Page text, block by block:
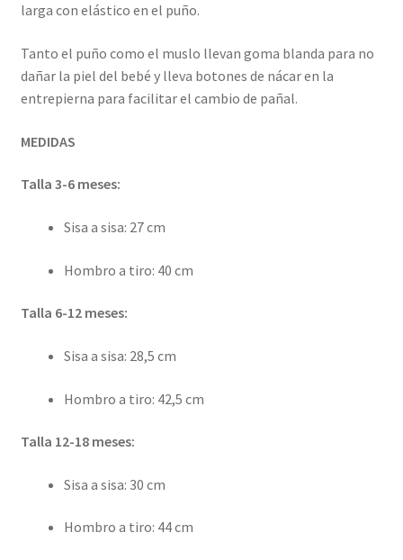
larga con elástico en el puño.
Tanto el puño como el muslo llevan goma blanda para no
dañar la piel del bebé y lleva botones de nácar en la
entrepierna para facilitar el cambio de pañal.
MEDIDAS
Talla 3-6 meses:
Sisa a sisa: 27 cm
Hombro a tiro: 40 cm
Talla 6-12 meses:
Sisa a sisa: 28,5 cm
Hombro a tiro: 42,5 cm
Talla 12-18 meses:
Sisa a sisa: 30 cm
Hombro a tiro: 44 cm